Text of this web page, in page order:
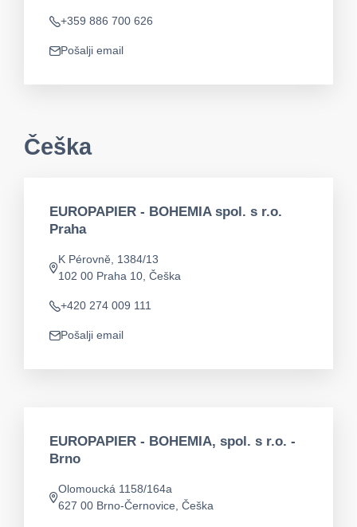
Telefon
+359 886 700 626
app.mail
Pošalji email
Češka
EUROPAPIER - BOHEMIA spol. s r.o.
Praha
app.address
K Pérovně, 1384/13
102 00 Praha 10, Češka
Telefon
+420 274 009 111
app.mail
Pošalji email
EUROPAPIER - BOHEMIA, spol. s r.o. -
Brno
app.address
Olomoucká 1158/164a
627 00 Brno-Černovice, Češka